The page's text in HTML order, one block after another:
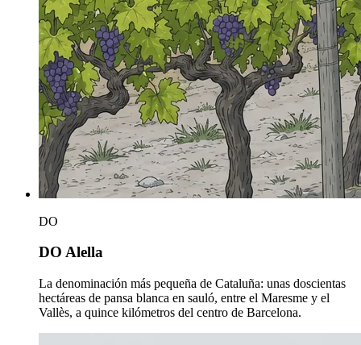
DO
DO Alella
La denominación más pequeña de Cataluña: unas doscientas
hectáreas de pansa blanca en sauló, entre el Maresme y el
Vallès, a quince kilómetros del centro de Barcelona.